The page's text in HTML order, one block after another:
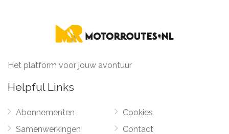
Het platform voor jouw avontuur
Helpful Links
Abonnementen
Samenwerkingen
Cookies
Contact